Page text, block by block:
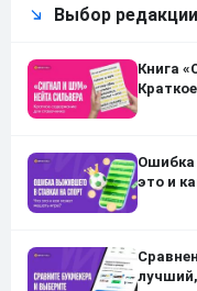
Выбор редакции
Книга
Ошибка
это и